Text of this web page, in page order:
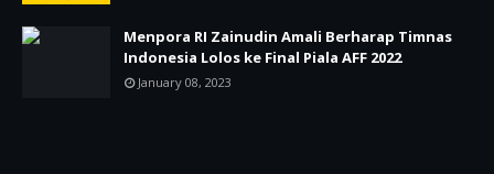
Menpora RI Zainudin Amali Berharap Timnas
Indonesia Lolos ke Final Piala AFF 2022
January 08, 2023